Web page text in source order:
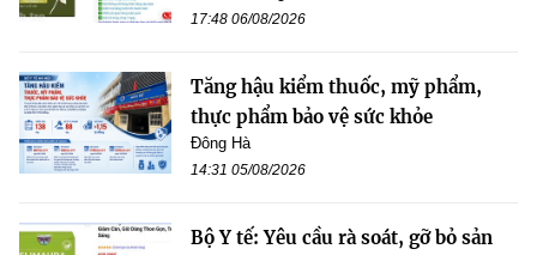
17:48 06/08/2026
Tăng hậu kiểm thuốc, mỹ phẩm,
thực phẩm bảo vệ sức khỏe
Đông Hà
14:31 05/08/2026
Bộ Y tế: Yêu cầu rà soát, gỡ bỏ sản